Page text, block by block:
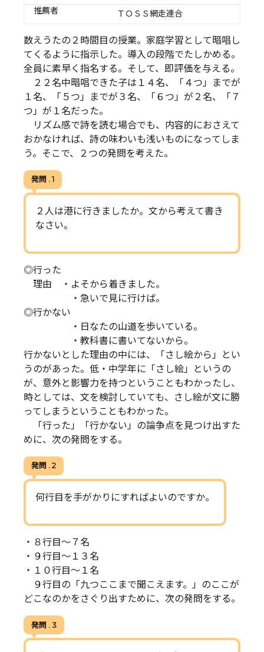
推薦者 ＴＯＳＳ網走連合
数えうたの２時間目の授業。家庭学習として暗唱し
てくるように指示した。導入の段階でたしかめる。
全員に素早く指名する。そして、即評価を与える。
２２名中暗唱できた子は１４名、「４つ」までが
１名、「５つ」までが３名、「６つ」が２名、「７
つ」が１名だった。
リズム感で詩を読む場合でも、内容的におさえて
おかなければ、詩の味わいも浅いものになってしま
う。そこで、２つの発問を考えた。
発問 . 1
２人は港に行きましたか。文から考えて書き
なさい。
◎行った
理由 ・よそから着きました。
・急いで見に行けば。
◎行かない
・日なたの山道を歩いている。
・教科書に書いてないから。
行かないとした理由の中には、「さし絵から」とい
うのがあった。低・中学年に「さし絵」というの
が、意外と影響力を持つということもわかったし、
時としては、文を検討していても、さし絵が文に勝
ってしまうということもわかった。
「行った」「行かない」の論争点を見つけ出すた
めに、次の発問をする。
発問 . 2
何行目を手がかりにすればよいのですか。
・８行目～７名
・９行目～１３名
・１０行目～１名
９行目の「九つここまで聞こえます。」のここが
どこなのかをさぐり出すために、次の発問をする。
発問 . 3